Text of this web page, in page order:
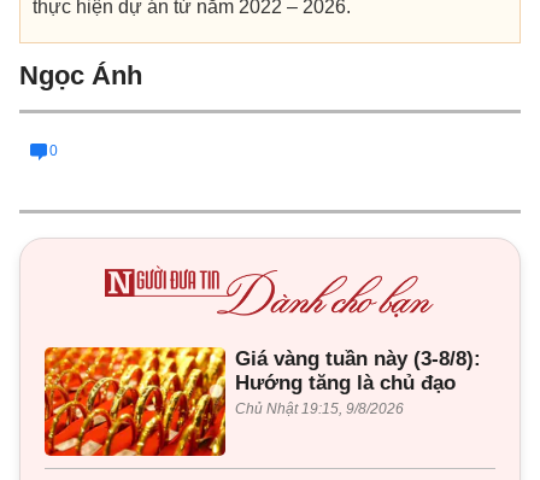
thực hiện dự án từ năm 2022 – 2026.
Ngọc Ánh
0
Giá vàng tuần này (3-8/8):
Hướng tăng là chủ đạo
Chủ Nhật 19:15, 9/8/2026